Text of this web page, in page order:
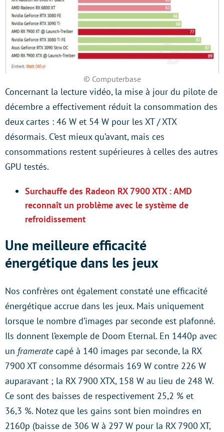
© Computerbase
Concernant la lecture vidéo, la mise à jour du pilote de
décembre a effectivement réduit la consommation des
deux cartes : 46 W et 54 W pour les XT / XTX
désormais. C’est mieux qu’avant, mais ces
consommations restent supérieures à celles des autres
GPU testés.
Surchauffe des Radeon RX 7900 XTX : AMD
reconnaît un problème avec le système de
refroidissement
Une meilleure efficacité
énergétique dans les jeux
Nos confrères ont également constaté une efficacité
énergétique accrue dans les jeux. Mais uniquement
lorsque le nombre d’images par seconde est plafonné.
Ils donnent l’exemple de Doom Eternal. En 1440p avec
un frameratecapé à 140 images par seconde, la RX
7900 XT consomme désormais 169 W contre 226 W
auparavant ; la RX 7900 XTX, 158 W au lieu de 248 W.
Ce sont des baisses de respectivement 25,2 % et
36,3 %. Notez que les gains sont bien moindres en
2160p (baisse de 306 W à 297 W pour la RX 7900 XT,